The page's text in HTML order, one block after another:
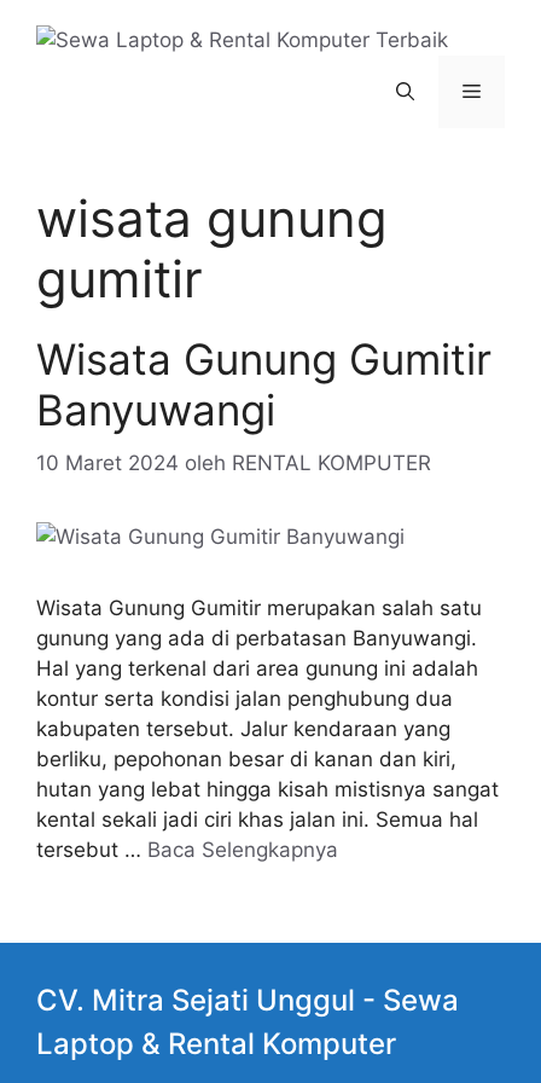
Menu
wisata gunung
gumitir
Wisata Gunung Gumitir
Banyuwangi
10 Maret 2024 oleh RENTAL KOMPUTER
Wisata Gunung Gumitir merupakan salah satu
gunung yang ada di perbatasan Banyuwangi.
Hal yang terkenal dari area gunung ini adalah
kontur serta kondisi jalan penghubung dua
kabupaten tersebut. Jalur kendaraan yang
berliku, pepohonan besar di kanan dan kiri,
hutan yang lebat hingga kisah mistisnya sangat
kental sekali jadi ciri khas jalan ini. Semua hal
tersebut … Baca Selengkapnya
CV. Mitra Sejati Unggul - Sewa
Laptop & Rental Komputer